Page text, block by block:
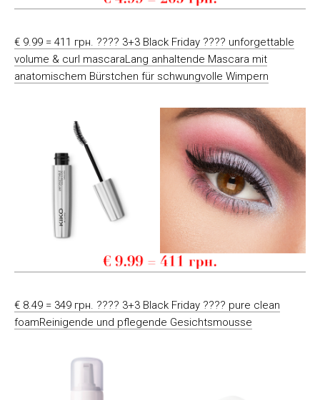
€ 9.99 = 411 грн. ???? 3+3 Black Friday ???? unforgettable
volume & curl mascaraLang anhaltende Mascara mit
anatomischem Bürstchen für schwungvolle Wimpern
€ 8.49 = 349 грн. ???? 3+3 Black Friday ???? pure clean
foamReinigende und pflegende Gesichtsmousse